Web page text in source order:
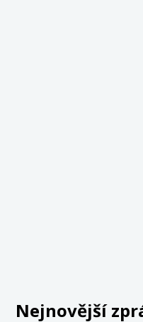
Nejnovější